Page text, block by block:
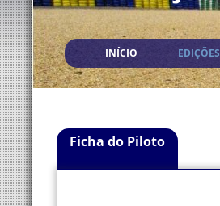
INÍCIO EDIÇÕES
Ficha do Piloto